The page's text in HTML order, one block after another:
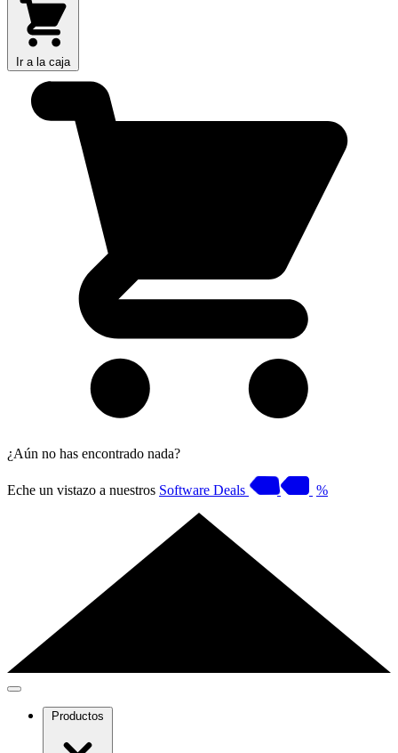
Ir a la caja
¿Aún no has encontrado nada?
Eche un vistazo a nuestros Software Deals %
Productos